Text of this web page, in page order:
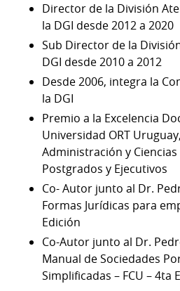
Director de la División
la DGI desde 2012 a 2020
Sub Director de la
DGI desde 2010 a 2012
Desde 2006, integra la
la DGI
Premio a la Excelencia
Universidad ORT
Administración y
Postgrados y Ejecutivos
Co- Autor junto al Dr.
Formas Jurídicas para
Edición
Co-Autor junto al Dr.
Manual de Sociedades
Simplificadas – FCU – 4ta